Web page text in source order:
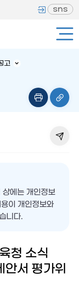
sns
고
에는 개인정보
이 개인정보와
니다.
청 소식
안서 평가위